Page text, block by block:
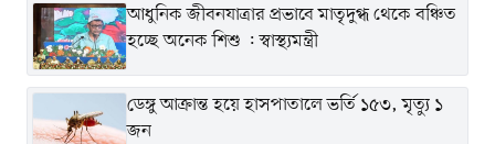
আধুনিক জীবনযাত্রার প্রভাবে মাতৃদুগ্ধ থেকে বঞ্চিত
হচ্ছে অনেক শিশু : স্বাস্থ্যমন্ত্রী
ডেঙ্গু আক্রান্ত হয়ে হাসপাতালে ভর্তি ১৫৩, মৃত্যু ১
জন